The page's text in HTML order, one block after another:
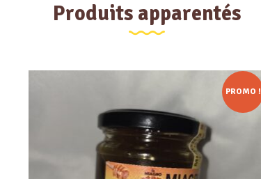
Produits apparentés
PROMO !